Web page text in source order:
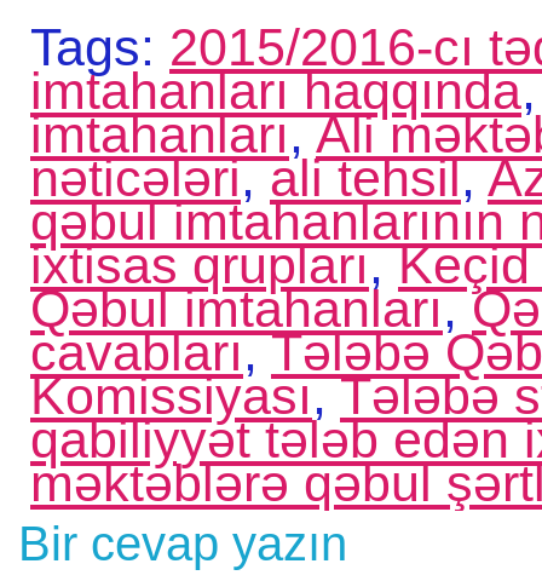
Tags: 2015/2016-cı
imtahanları haqqında
imtahanları,Ali
nəticələri,ali tehsil,
qəbul imtahanlarının
ixtisas qrupları,Keçid
Qəbul imtahanları,
cavabları,Tələbə
Komissiyası,Tələbə
qabiliyyət tələb edən
məktəblərə qəbul
Bir cevap yazın